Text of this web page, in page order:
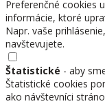
Preferenčné cookies
informácie, ktoré
Napr. vaše
navštevujete.
Štatistické - aby
Štatistické cookies
ako návštevníci